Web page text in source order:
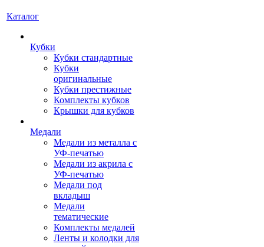
Каталог
Кубки
Кубки стандартные
Кубки
оригинальные
Кубки престижные
Комплекты кубков
Крышки для кубков
Медали
Медали из металла с
УФ-печатью
Медали из акрила с
УФ-печатью
Медали под
вкладыш
Медали
тематические
Комплекты медалей
Ленты и колодки для